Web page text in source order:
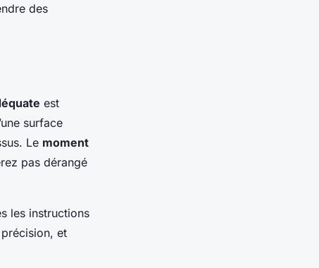
des
est
surface
Le moment
pas dérangé
les instructions
et